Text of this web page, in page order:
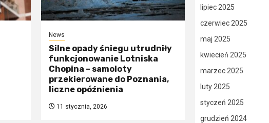
News
Silne opady śniegu utrudniły
funkcjonowanie Lotniska
Chopina – samoloty
przekierowane do Poznania,
liczne opóźnienia
11 stycznia, 2026
lipiec 2025
czerwiec 2025
maj 2025
kwiecień 2025
marzec 2025
luty 2025
styczeń 2025
grudzień 2024